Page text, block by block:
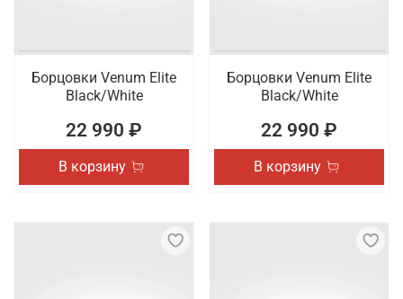
Борцовки Venum Elite
Black/White
22 990 ₽
В корзину
Борцовки Venum Elite
Black/White
22 990 ₽
В корзину